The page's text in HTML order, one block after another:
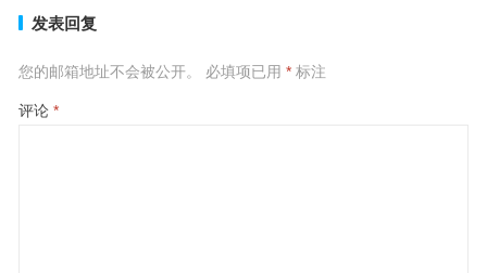
发表回复
您的邮箱地址不会被公开。 必填项已用 *标注
评论 *